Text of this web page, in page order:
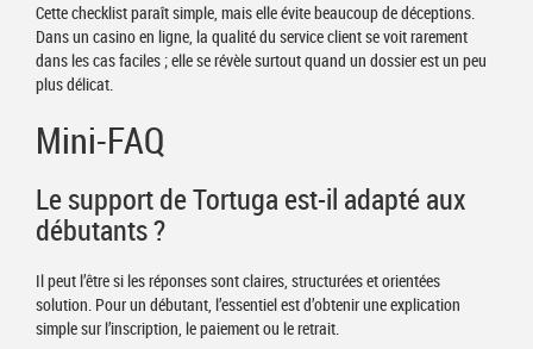
Cette checklist paraît simple, mais elle évite beaucoup de déceptions.
Dans un casino en ligne, la qualité du service client se voit rarement
dans les cas faciles ; elle se révèle surtout quand un dossier est un peu
plus délicat.
Mini-FAQ
Le support de Tortuga est-il adapté aux
débutants ?
Il peut l’être si les réponses sont claires, structurées et orientées
solution. Pour un débutant, l’essentiel est d’obtenir une explication
simple sur l’inscription, le paiement ou le retrait.